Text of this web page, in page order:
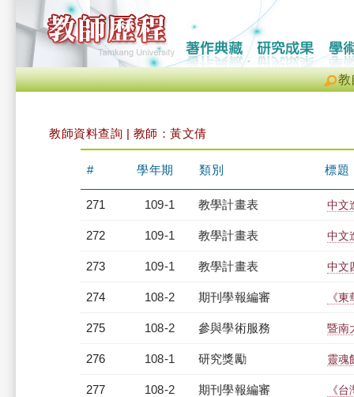
教
教師資料查詢 | 教師：黃文倩
# 學年期 類別 標題
271 109-1 教學計畫表 中文
272 109-1 教學計畫表 中文
273 109-1 教學計畫表 中文
274 108-2 期刊學報編審 《
275 108-2 參與學術服務 暨南
276 108-1 研究獎勵 靈魂
277 108-2 期刊學報編審 《